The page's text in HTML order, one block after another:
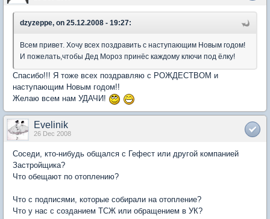
dzyzeppe, on 25.12.2008 - 19:27:
Всем привет. Хочу всех поздравить с наступающим Новым годом!
И пожелать,чтобы Дед Мороз принёс каждому ключи под ёлку!
Спасибо!!! Я тоже всех поздравляю с РОЖДЕСТВОМ и
наступающим Новым годом!!
Желаю всем нам УДАЧИ!
Evelinik
26 Dec 2008
Соседи, кто-нибудь общался с Гефест или другой компанией
Застройщика?
Что обещают по отоплению?
Что с подписями, которые собирали на отопление?
Что у нас с созданием ТСЖ или обращением в УК?